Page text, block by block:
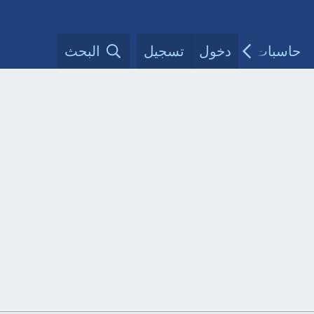
حاسبات طبية مقالات الأطباءدخول تسجيل البحث